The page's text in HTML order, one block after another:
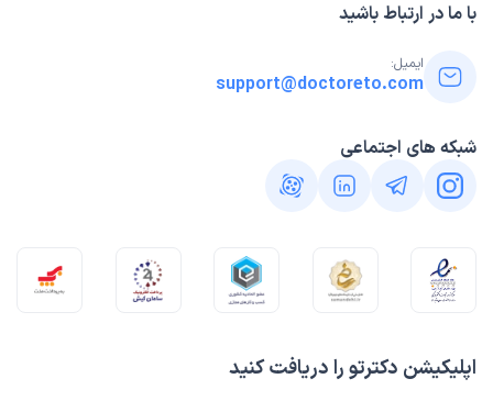
اپلیکیشن دکترتو را دریافت کنید
با ما در ارتباط باشید
ایمیل:
support@doctoreto.com
شبکه های اجتماعی